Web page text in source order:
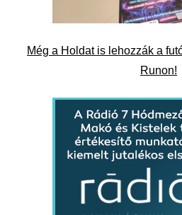
Még a Holdat is lehozzák a
Runon!